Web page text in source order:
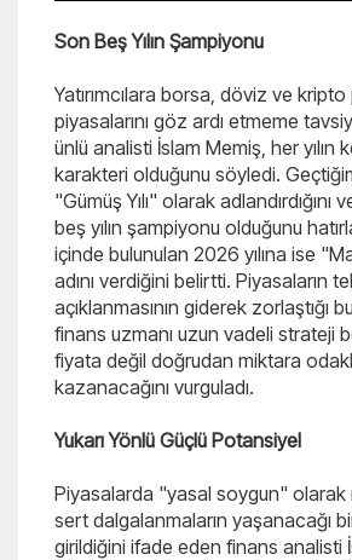
Son Beş Yılın Şampiyonu
Yatırımcılara borsa, döviz ve kripto
piyasalarını göz ardı etmeme
ünlü analisti İslam Memiş, her yılın
karakteri olduğunu söyledi.
"Gümüş Yılı" olarak adlandırdığını
beş yılın şampiyonu olduğunu
içinde bulunulan 2026 yılına ise
adını verdiğini belirtti. Piyasaların
açıklanmasının giderek zorlaştığı
finans uzmanı uzun vadeli strateji
fiyata değil doğrudan miktara
kazanacağını vurguladı.
Yukarı Yönlü Güçlü Potansiyel
Piyasalarda "yasal soygun" olarak
sert dalgalanmaların yaşanacağı
girildiğini ifade eden finans analisti